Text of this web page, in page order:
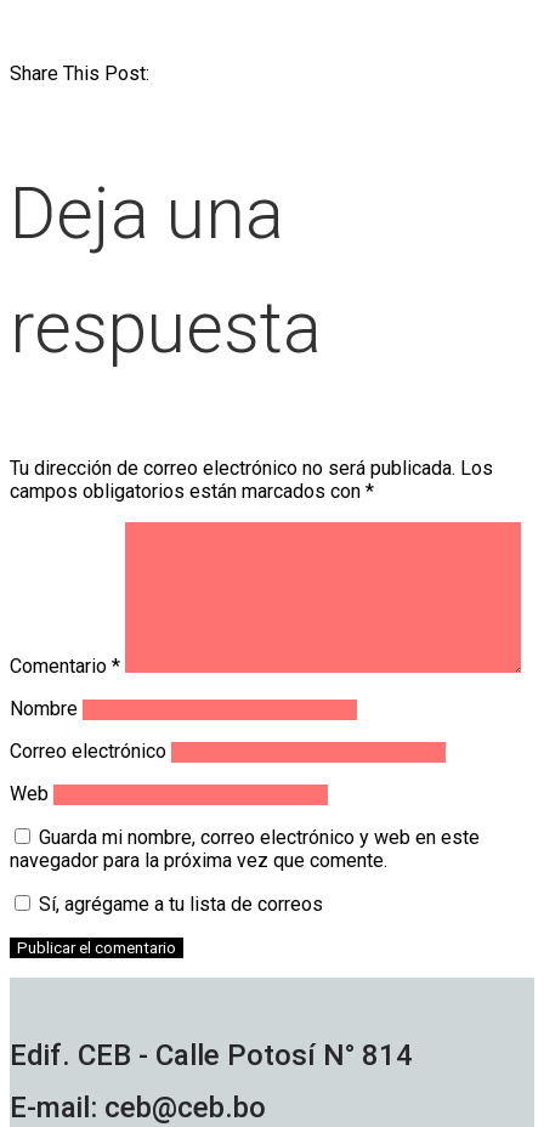
Share This Post:
Deja una
respuesta
Tu dirección de correo electrónico no será publicada. Los
campos obligatorios están marcados con *
Comentario *
Nombre
Correo electrónico
Web
Guarda mi nombre, correo electrónico y web en este
navegador para la próxima vez que comente.
Sí, agrégame a tu lista de correos
Edif. CEB - Calle Potosí N° 814
E-mail: ceb@ceb.bo